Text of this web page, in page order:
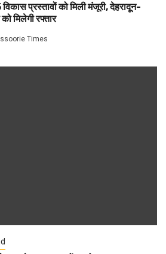
प्रस्तावों को मिली मंजूरी, देहरादून-
मिलेगी रफ्तार
Times